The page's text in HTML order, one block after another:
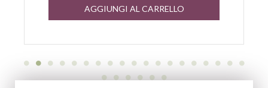
AGGIUNGI AL CARRELLO